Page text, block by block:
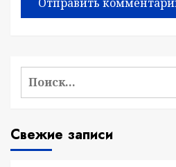
Найти:
Свежие записи